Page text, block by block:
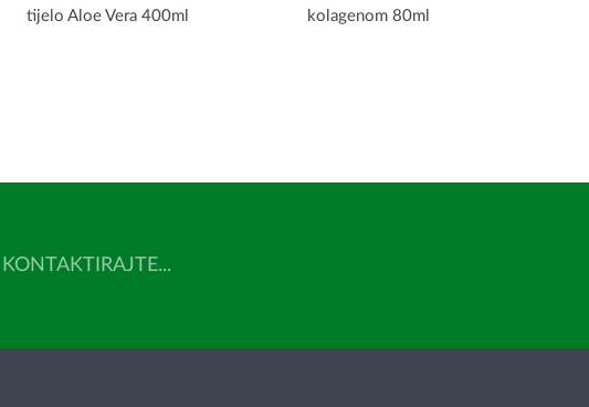
tijelo Aloe Vera 400ml
kolagenom 80ml